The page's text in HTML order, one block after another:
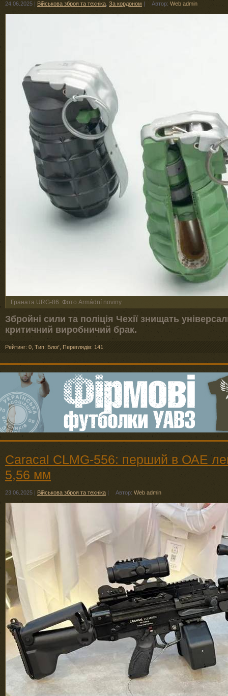
24.06.2025 | Військова зброя та техніка За кордоном | Автор: Web admin
Граната URG-86. Фото Armádní noviny
Збройні сили та поліція Чехії знищать
критичний виробничий брак.
Рейтинг: 0 Тип: Блоґ Переглядів: 141
Caracal CLMG‑556: перший в ОАЕ
5,56 мм
23.06.2025 | Військова зброя та техніка | Автор: Web admin